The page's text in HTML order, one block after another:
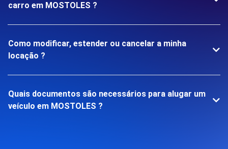
carro em MOSTOLES ?
Como modificar, estender ou cancelar a minha
locação ?
Quais documentos são necessários para alugar um
veículo em MOSTOLES ?